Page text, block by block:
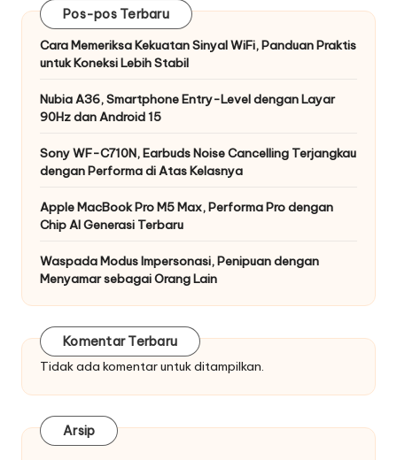
Pos-pos Terbaru
Cara Memeriksa Kekuatan Sinyal WiFi, Panduan Praktis
untuk Koneksi Lebih Stabil
Nubia A36, Smartphone Entry-Level dengan Layar
90Hz dan Android 15
Sony WF-C710N, Earbuds Noise Cancelling Terjangkau
dengan Performa di Atas Kelasnya
Apple MacBook Pro M5 Max, Performa Pro dengan
Chip AI Generasi Terbaru
Waspada Modus Impersonasi, Penipuan dengan
Menyamar sebagai Orang Lain
Komentar Terbaru
Tidak ada komentar untuk ditampilkan.
Arsip